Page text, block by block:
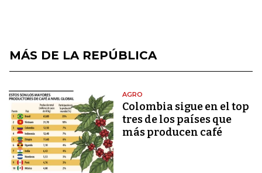
MÁS DE LA REPÚBLICA
AGRO
Colombia sigue en el top
tres de los países que
más producen café